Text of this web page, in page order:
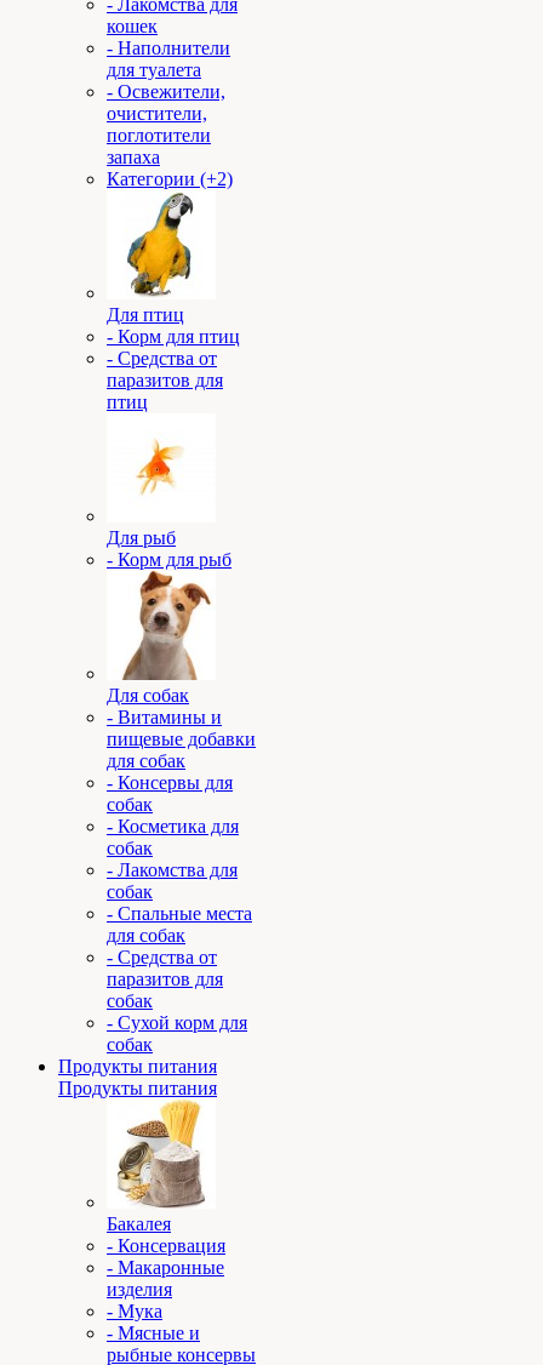
- Лакомства для
кошек
- Наполнители
для туалета
- Освежители,
очистители,
поглотители
запаха
Категории (+2)
Для птиц
- Корм для птиц
- Средства от
паразитов для
птиц
Для рыб
- Корм для рыб
Для собак
- Витамины и
пищевые добавки
для собак
- Консервы для
собак
- Косметика для
собак
- Лакомства для
собак
- Спальные места
для собак
- Средства от
паразитов для
собак
- Сухой корм для
собак
Продукты питания
Продукты питания
Бакалея
- Консервация
- Макаронные
изделия
- Мука
- Мясные и
рыбные консервы